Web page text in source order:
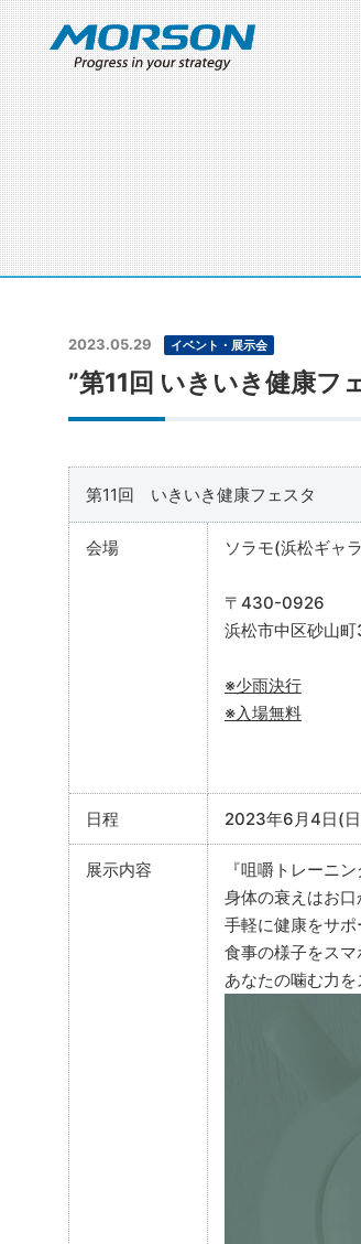
2023.05.29 イベント・展示会
”第11回 いきいき健康フ
第11回 いきいき健康フェスタ
会場 ソラモ(浜松ギャ
〒430-0926
浜松市中区砂山
※少雨決行
※入場無料
日程 2023年6月4日(
展示内容
『咀嚼トレーニン
身体の衰えはお口
手軽に健康をサポ
食事の様子をス
あなたの噛む力